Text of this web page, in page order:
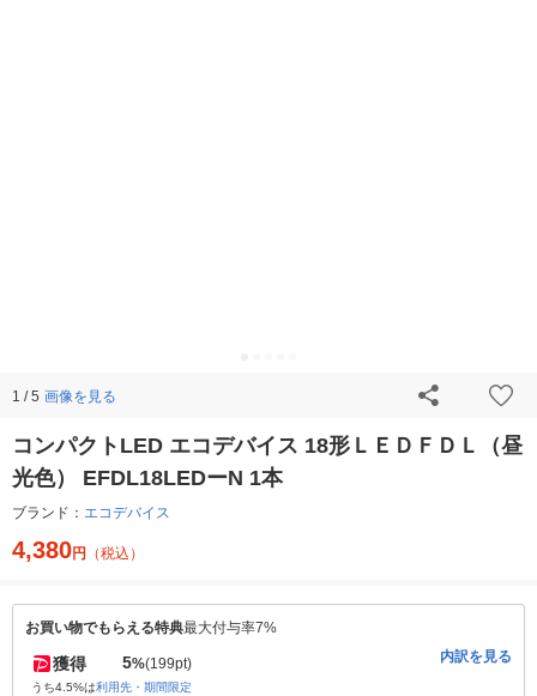
1 / 5 画像を見る
コンパクトLED エコデバイス 18形ＬＥＤＦＤＬ（昼
光色） EFDL18LEDーN 1本
ブランド： エコデバイス
4,380円 （税込）
お買い物でもらえる特典最大付与率7%
獲得 5%(199pt)
うち4.5%は利用先・期間限定
内訳を見る